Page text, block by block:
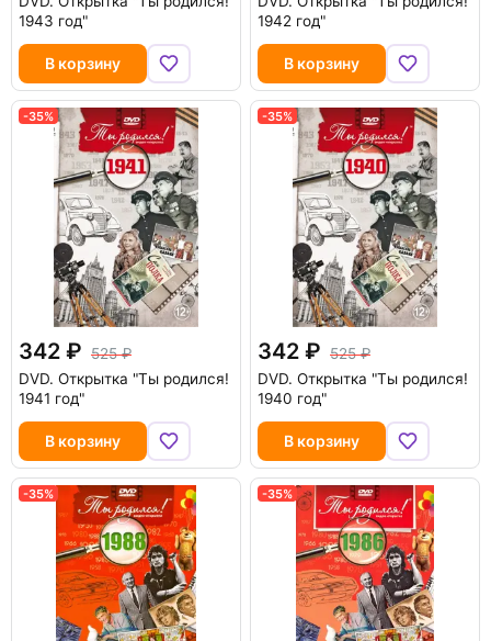
1943 год"
В корзину
1942 год"
В корзину
-35%
342
525
DVD. Открытка "Ты родился!
1941 год"
В корзину
-35%
342
525
DVD. Открытка "Ты родился!
1940 год"
В корзину
-35% -35%